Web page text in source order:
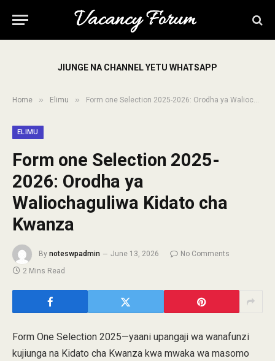
JIUNGE NA CHANNEL YETU WHATSAPP
Home » Elimu » Form one Selection 2025-2026: Orodha ya Waliochaguliwa Kidato cha Kwanza
ELIMU
Form one Selection 2025-
2026: Orodha ya
Waliochaguliwa Kidato cha
Kwanza
By noteswpadmin June 13, 2026
No Comments
2 Mins Read
Form One Selection 2025—yaani upangaji wa wanafunzi
kujiunga na Kidato cha Kwanza kwa mwaka wa masomo